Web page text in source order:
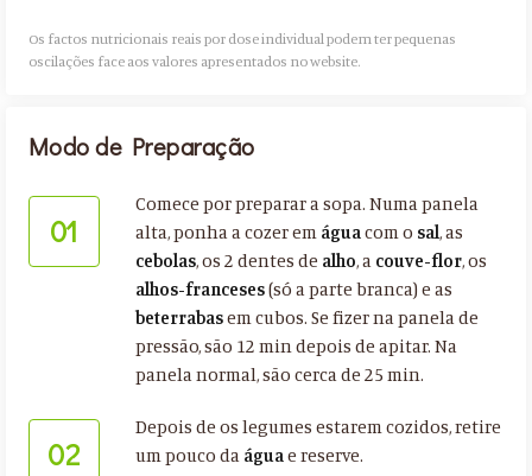
Os factos nutricionais reais por dose individual podem ter pequenas
oscilações face aos valores apresentados no website.​
Modo de Preparação
01
Comece por preparar a sopa. Numa panela
alta, ponha a cozer em águacom o sal, as
cebolas, os 2 dentes de alho, a couve-flor, os
alhos-franceses(só a parte branca) e as
beterrabasem cubos. Se fizer na panela de
pressão, são 12 min depois de apitar. Na
panela normal, são cerca de 25 min.
02
Depois de os legumes estarem cozidos, retire
um pouco da águae reserve.